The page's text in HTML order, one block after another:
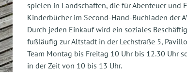
spielen in Landschaften, die für Abenteuer und
Kinderbücher im Second-Hand-Buchladen der
Durch jeden Einkauf wird ein soziales
fußläufig zur Altstadt in der Lechstraße 5,
Team Montag bis Freitag 10 Uhr bis 12.30 Uhr
in der Zeit von 10 bis 13 Uhr.